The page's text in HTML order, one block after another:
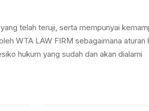
telah teruji, serta mempunyai
WTA LAW FIRM sebagaimana aturan
hukum yang sudah dan akan dialami